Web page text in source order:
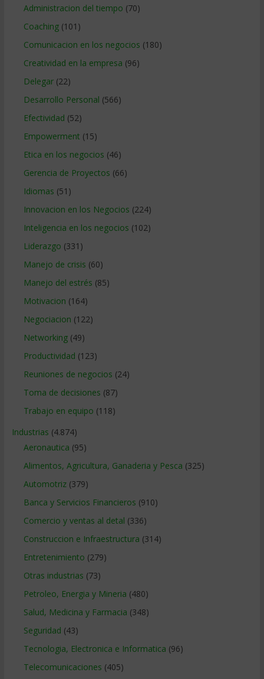
Administracion del tiempo (70)
Coaching(101)
Comunicacion en los negocios (180)
Creatividad en la empresa (96)
Delegar(22)
Desarrollo Personal (566)
Efectividad (52)
Empowerment (15)
Etica en los negocios (46)
Gerencia de Proyectos (66)
Idiomas (51)
Innovacion en los Negocios (224)
Inteligencia en los negocios (102)
Liderazgo (331)
Manejo de crisis (60)
Manejo del estrés (85)
Motivacion (164)
Negociacion (122)
Networking(49)
Productividad (123)
Reuniones de negocios (24)
Toma de decisiones (87)
Trabajo en equipo (118)
Industrias (4.874)
Aeronautica (95)
Alimentos, Agricultura, Ganaderia y Pesca (325)
Automotriz(379)
Banca y Servicios Financieros (910)
Comercio y ventas al detal (336)
Construccion e Infraestructura (314)
Entretenimiento (279)
Otras industrias (73)
Petroleo, Energia y Mineria (480)
Salud, Medicina y Farmacia (348)
Seguridad (43)
Tecnologia, Electronica e Informatica (96)
Telecomunicaciones (405)